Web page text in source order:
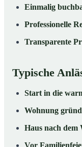
Einmalig
Professionelle
Transparente
Typische
Start in die
Wohnung
Haus nach
Vor